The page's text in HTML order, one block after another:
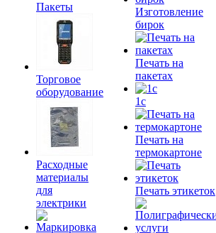
Пакеты
Торговое
оборудование
Расходные
материалы
для
электрики
Изготовление
бирок
Печать на
пакетах
1c
Печать на
термокартоне
Печать этикеток